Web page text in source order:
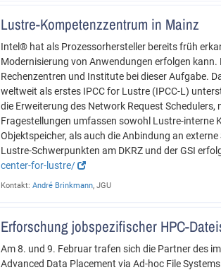
Lustre-Kompetenzzentrum in Mainz
Intel® hat als Prozessorhersteller bereits früh
Modernisierung von Anwendungen erfolgen
Rechenzentren und Institute bei dieser Aufgabe.
weltweit als erstes IPCC for Lustre (IPCC-L)
die Erweiterung des Network Request
Fragestellungen umfassen sowohl Lustre-interne
Objektspeicher, als auch die Anbindung an
Lustre-Schwerpunkten am DKRZ und der GSI
center-for-lustre/
Kontakt: André Brinkmann, JGU
Erforschung jobspezifischer HPC-
Am 8. und 9. Februar trafen sich die Partner des
Advanced Data Placement via Ad-hoc File